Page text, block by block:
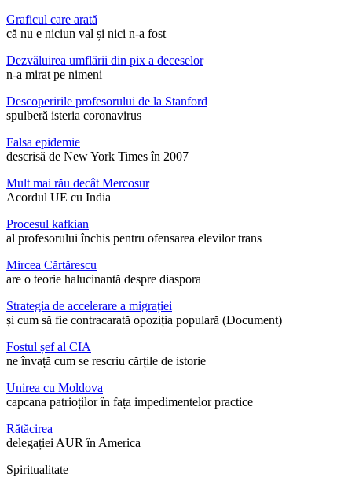
Graficul care arată
că nu e niciun val și nici n-a fost
Dezvăluirea umflării din pix a deceselor
n-a mirat pe nimeni
Descoperirile profesorului de la Stanford
spulberă isteria coronavirus
Falsa epidemie
descrisă de New York Times în 2007
Mult mai rău decât Mercosur
Acordul UE cu India
Procesul kafkian
al profesorului închis pentru ofensarea elevilor trans
Mircea Cărtărescu
are o teorie halucinantă despre diaspora
Strategia de accelerare a migrației
și cum să fie contracarată opoziția populară (Document)
Fostul șef al CIA
ne învață cum se rescriu cărțile de istorie
Unirea cu Moldova
capcana patrioților în fața impedimentelor practice
Rătăcirea
delegației AUR în America
Spiritualitate